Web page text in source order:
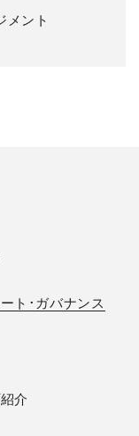
メント
ト･ガバナンス
介